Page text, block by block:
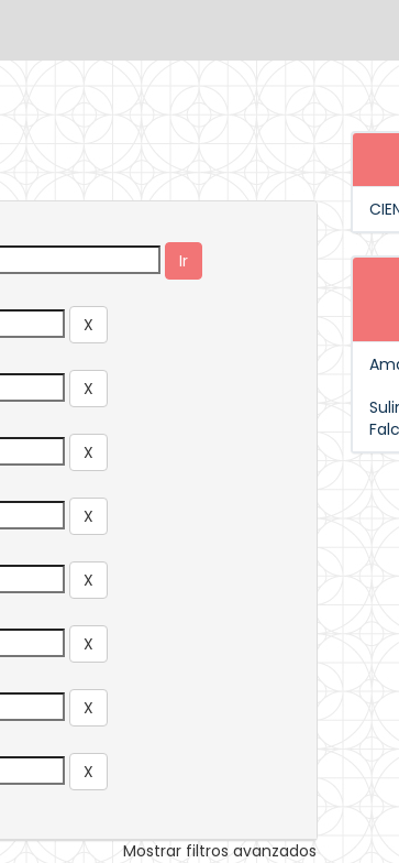
Mostrar filtros avanzados